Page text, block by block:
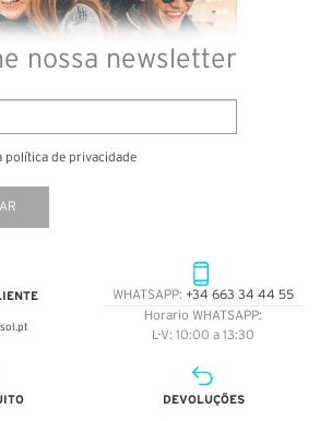
nossa newsletter
política de privacidade
WHATSAPP: +34 663 34 44 55
Horario WHATSAPP:
L-V: 10:00 a 13:30
DEVOLUÇÕES